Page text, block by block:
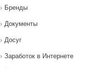
Бренды
Документы
Досуг
Заработок в Интернете